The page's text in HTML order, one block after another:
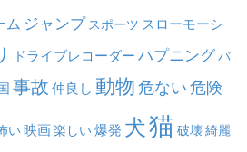
ム ジャンプ スポーツ スローモーシ
ドライブレコーダー ハプニング バ
事故 仲良し 動物 危ない 危険
い映画楽しい爆発 犬猫 破壊綺麗